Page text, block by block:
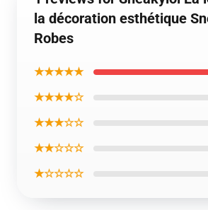
la décoration esthétique
Robes
★★★★★
★★★★☆
★★★☆☆
★★☆☆☆
★☆☆☆☆